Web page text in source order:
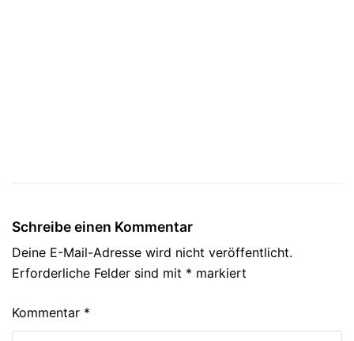
Schreibe einen Kommentar
Deine E-Mail-Adresse wird nicht veröffentlicht.
Erforderliche Felder sind mit * markiert
Kommentar *